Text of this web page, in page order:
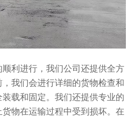
利进行，我们公司还提供全方
我们会进行详细的货物检查和
载和固定。我们还提供专业的
物在运输过程中受到损坏。在